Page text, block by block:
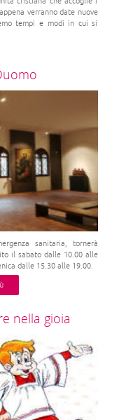
verranno date nuove
tempi e modi in cui si
sanitaria, tornerà
il sabato dalle 10.00 alle
dalle 15.30 alle 19.00.
nella gioia